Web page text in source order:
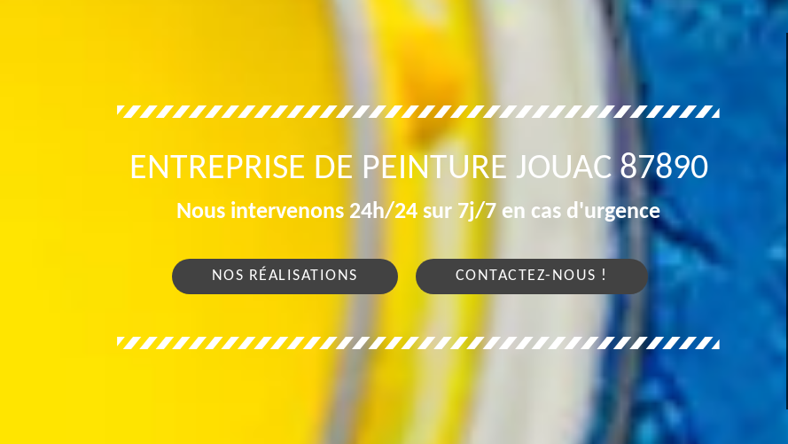
ENTREPRISE DE PEINTURE JOUAC 87890
Nous intervenons 24h/24 sur 7j/7 en cas d'urgence
NOS RÉALISATIONS CONTACTEZ-NOUS !